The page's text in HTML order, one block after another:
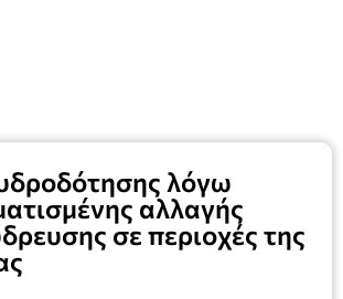
λόγω
αλλαγής
σε περιοχές της